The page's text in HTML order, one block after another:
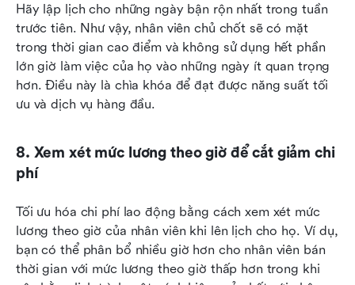
Hãy lập lịch cho những ngày bận rộn nhất trong tuần
trước tiên. Như vậy, nhân viên chủ chốt sẽ có mặt
trong thời gian cao điểm và không sử dụng hết phần
lớn giờ làm việc của họ vào những ngày ít quan trọng
hơn. Điều này là chìa khóa để đạt được năng suất tối
ưu và dịch vụ hàng đầu.
8. Xem xét mức lương theo giờ để cắt giảm chi
phí
Tối ưu hóa chi phí lao động bằng cách xem xét mức
lương theo giờ của nhân viên khi lên lịch cho họ. Ví dụ,
bạn có thể phân bổ nhiều giờ hơn cho nhân viên bán
thời gian với mức lương theo giờ thấp hơn trong khi